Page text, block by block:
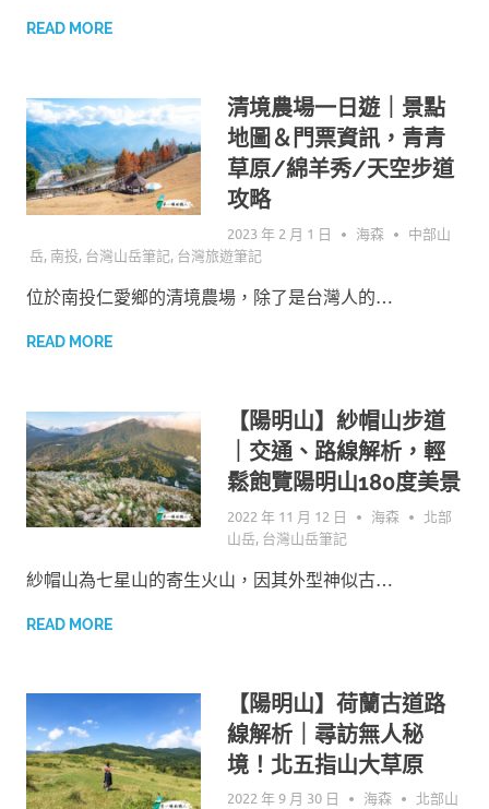
READ MORE
清境農場一日遊｜景點
地圖＆門票資訊，青青
草原/綿羊秀/天空步道
攻略
2023 年 2 月 1 日 海森
中部山
岳, 南投, 台灣山岳筆記, 台灣旅遊筆記
位於南投仁愛鄉的清境農場，除了是台灣人的…
READ MORE
【陽明山】紗帽山步道
｜交通、路線解析，輕
鬆飽覽陽明山180度美景
2022 年 11 月 12 日 海森
北部
山岳, 台灣山岳筆記
紗帽山為七星山的寄生火山，因其外型神似古…
READ MORE
【陽明山】荷蘭古道路
線解析｜尋訪無人秘
境！北五指山大草原
2022 年 9 月 30 日 海森 北部山